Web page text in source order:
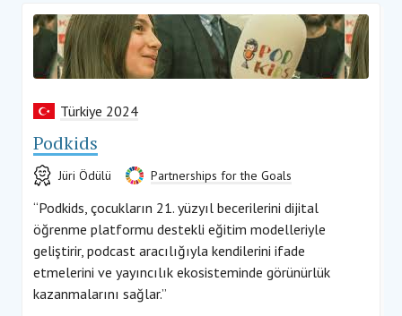
Türkiye 2024
Podkids
Jüri Ödülü Partnerships for the Goals
“Podkids, çocukların 21. yüzyıl becerilerini dijital
öğrenme platformu destekli eğitim modelleriyle
geliştirir, podcast aracılığıyla kendilerini ifade
etmelerini ve yayıncılık ekosisteminde görünürlük
kazanmalarını sağlar.”